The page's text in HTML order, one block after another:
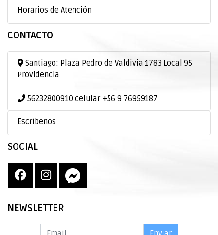
Horarios de Atención
CONTACTO
Santiago: Plaza Pedro de Valdivia 1783 Local 95
Providencia
56232800910 celular +56 9 76959187
Escribenos
SOCIAL
NEWSLETTER